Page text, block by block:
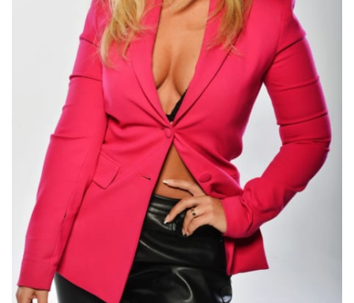
Sledujte prima+
Přihlášení
Sledujte nás